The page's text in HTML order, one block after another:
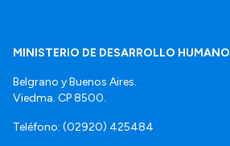
MINISTERIO DE DESARROLLO HUMANO
Belgrano y Buenos Aires.
Viedma. CP 8500.
Teléfono: (02920) 425484